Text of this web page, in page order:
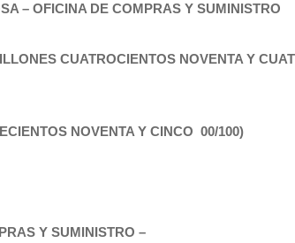
– OFICINA DE COMPRAS Y SUMINISTRO
CUATROCIENTOS NOVENTA Y
NOVENTA Y CINCO 00/100)
Y SUMINISTRO –